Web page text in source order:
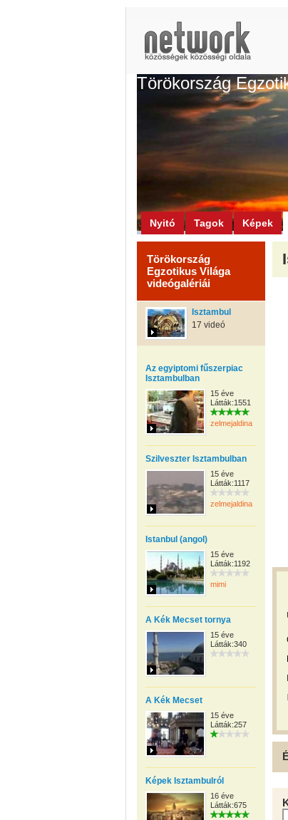
Törökország
Nyitó Tagok Képek
Törökország
Egzotikus Világa
videógalériái
Isztambul
17 videó
Az egyiptomi fűszerpiac
Isztambulban
15 éve
Látták:1551
zelmejaldina
Szilveszter Isztambulban
15 éve
Látták:1117
zelmejaldina
Istanbul (angol)
15 éve
Látták:1192
mimi
A Kék Mecset tornya
15 éve
Látták:340
A Kék Mecset
15 éve
Látták:257
Képek Isztambulról
16 éve
Látták:675